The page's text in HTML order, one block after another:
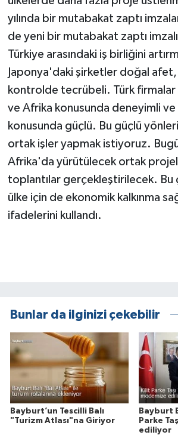
yılında bir mutabakat zaptı
de yeni bir mutabakat zaptı
Türkiye arasındaki iş birliğini
Japonya'daki şirketler doğal
kontrolde tecrübeli. Türk firmalar
ve Afrika konusunda deneyimli ve
konusunda güçlü. Bu güçlü
ortak işler yapmak istiyoruz.
Afrika'da yürütülecek ortak
toplantılar gerçekleştirilecek. Bu
ülke için de ekonomik kalkınma
ifadelerini kullandı.
Bunlar da ilginizi çekebilir
Bayburt’un Tescilli Balı
"Turizm Atlası"na Giriyor
Bayburt
Parke
ediliyor